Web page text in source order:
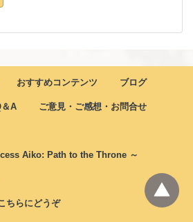
おすすめコンテンツ ブログ
＆A ご意見・ご感想・お問合せ
Aiko: Path to the Throne ～
ちらにどうぞ